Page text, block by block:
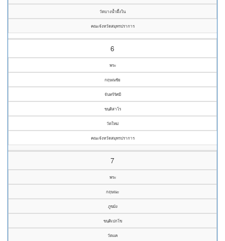
วัดบางน้ำผึ้งใน
คณะจังหวัดสมุทรปราการ
6
พระ
กฤษณชัย
จันทร์รัศมี
ขนฺติสาโร
วัดใหม่
คณะจังหวัดสมุทรปราการ
7
พระ
กฤษณะ
ภูขมัง
ขนฺติเปกโข
วัดแค